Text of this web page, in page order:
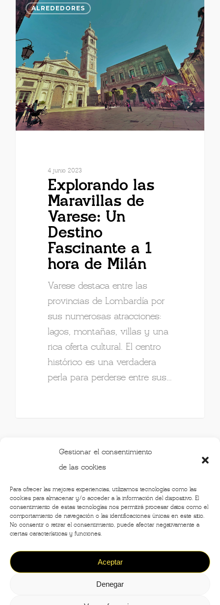
Gestionar el consentimiento
de las cookies
Para ofrecer las mejores experiencias, utilizamos tecnologías como las
cookies para almacenar y/o acceder a la información del dispositivo. El
consentimiento de estas tecnologías nos permitirá procesar datos como el
comportamiento de navegación o las identificaciones únicas en este sitio.
No consentir o retirar el consentimiento, puede afectar negativamente a
ciertas características y funciones.
Aceptar
Denegar
ALREDEDORES
4 junio 2023
Explorando las
Maravillas de
Varese: Un
Destino
Fascinante a 1
hora de Milán
Varese destaca entre las
provincias de Lombardía por
sus numerosas atracciones:
lagos, montañas, villas y una
rica oferta cultural. El centro
histórico es una verdadera
perla para perderse entre sus…
1 2 3 NEXT